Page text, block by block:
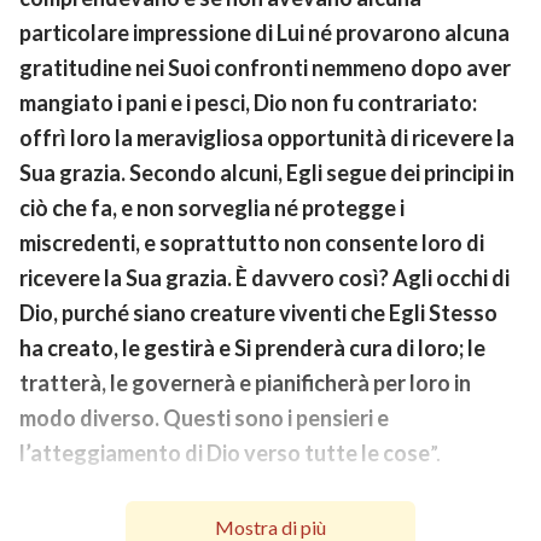
particolare impressione di Lui né provarono alcuna
gratitudine nei Suoi confronti nemmeno dopo aver
mangiato i pani e i pesci, Dio non fu contrariato:
offrì loro la meravigliosa opportunità di ricevere la
Sua grazia. Secondo alcuni, Egli segue dei principi in
ciò che fa, e non sorveglia né protegge i
miscredenti, e soprattutto non consente loro di
ricevere la Sua grazia. È davvero così? Agli occhi di
Dio, purché siano creature viventi che Egli Stesso
ha creato, le gestirà e Si prenderà cura di loro; le
tratterà, le governerà e pianificherà per loro in
modo diverso. Questi sono i pensieri e
l’atteggiamento di Dio verso tutte le cose”.
Le parole di Dio hanno cambiato il mio modo di vedere
Mostra di più